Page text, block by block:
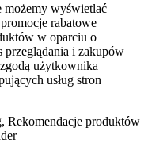
możemy wyświetlać
rabatowe
w oparciu o
przeglądania i zakupów
użytkownika
usług stron
Rekomendacje produktów